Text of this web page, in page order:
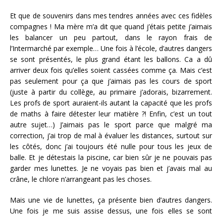
Et que de souvenirs dans mes tendres années avec ces fidèles
compagnes ! Ma mère m’a dit que quand j’étais petite j’aimais
les balancer un peu partout, dans le rayon frais de
l’Intermarché par exemple… Une fois à l’école, d’autres dangers
se sont présentés, le plus grand étant les ballons. Ca a dû
arriver deux fois qu’elles soient cassées comme ça. Mais c’est
pas seulement pour ça que j’aimais pas les cours de sport
(juste à partir du collège, au primaire j’adorais, bizarrement.
Les profs de sport auraient-ils autant la capacité que les profs
de maths à faire détester leur matière ?! Enfin, c’est un tout
autre sujet…) J’aimais pas le sport parce que malgré ma
correction, j’ai trop de mal à évaluer les distances, surtout sur
les côtés, donc j’ai toujours été nulle pour tous les jeux de
balle. Et je détestais la piscine, car bien sûr je ne pouvais pas
garder mes lunettes. Je ne voyais pas bien et j’avais mal au
crâne, le chlore n’arrangeant pas les choses.
Mais une vie de lunettes, ça présente bien d’autres dangers.
Une fois je me suis assise dessus, une fois elles se sont